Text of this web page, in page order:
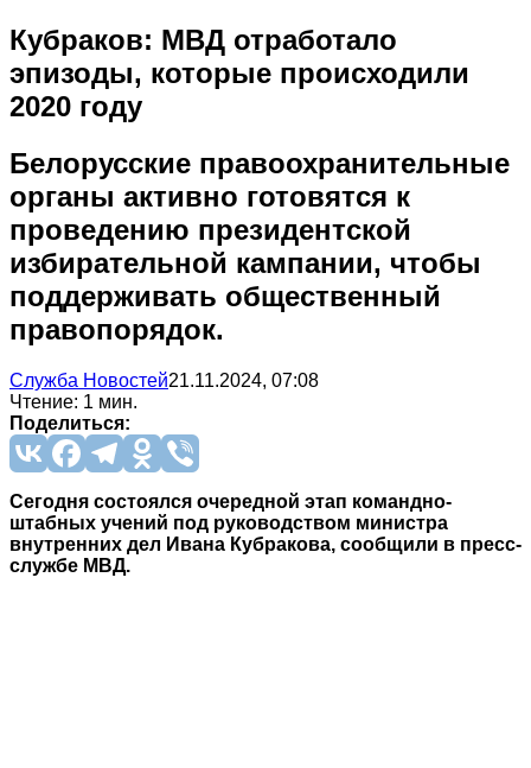
Кубраков: МВД отработало
эпизоды, которые происходили
2020 году
Белорусские правоохранительные
органы активно готовятся к
проведению президентской
избирательной кампании, чтобы
поддерживать общественный
правопорядок.
Служба Новостей21.11.2024, 07:08
Чтение: 1 мин.
Поделиться:
Сегодня состоялся очередной этап командно-
штабных учений под руководством министра
внутренних дел Ивана Кубракова, сообщили в пресс-
службе МВД.